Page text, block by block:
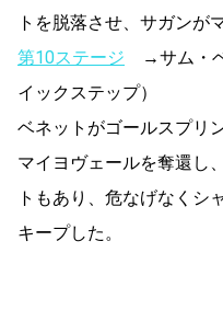
トを脱落させ、サガンが
第10ステージ →サム・
イックステップ）
ベネットがゴールスプリ
マイヨヴェールを奪還し
トもあり、危なげなくシ
キープした。